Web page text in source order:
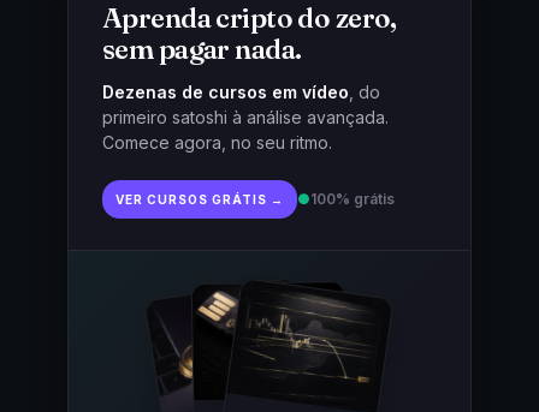
Aprenda cripto do zero,
sem pagar nada.
Dezenas de cursos em vídeo , do
primeiro satoshi à análise avançada.
Comece agora, no seu ritmo.
VER CURSOS GRÁTIS → ●100% grátis